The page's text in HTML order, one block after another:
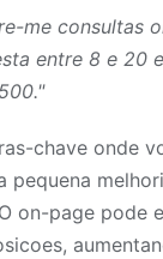
me consultas
entre 8 e 20
chave onde
pequena
on-page pode